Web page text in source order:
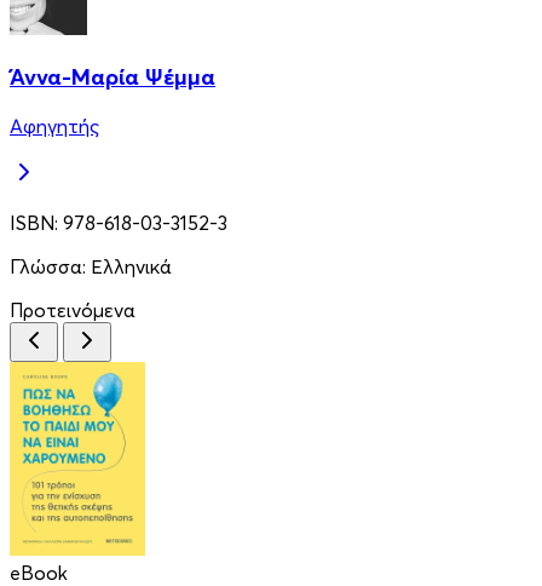
Άννα-Μαρία Ψέμμα
Αφηγητής
ISBN: 978-618-03-3152-3
Γλώσσα: Ελληνικά
Προτεινόμενα
eBook